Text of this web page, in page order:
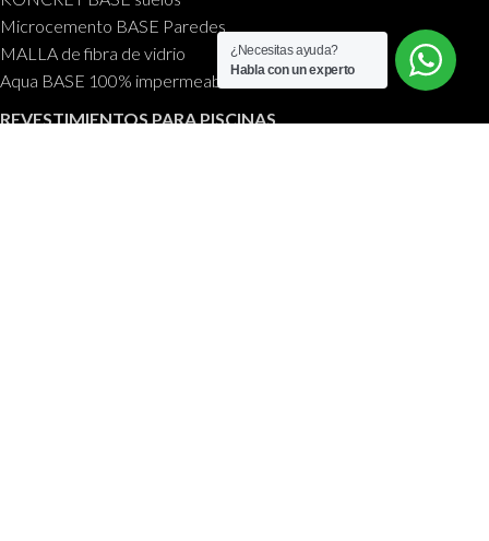
Microcemento BASE Paredes
MALLA de fibra de vidrio
Aqua BASE 100% impermeable
REVESTIMIENTOS PARA PISCINAS
¿Necesitas ayuda?
Habla con un experto